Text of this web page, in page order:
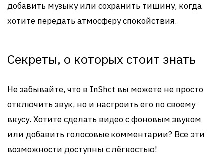
добавить музыку или сохранить тишину, когда
хотите передать атмосферу спокойствия.
Секреты, о которых стоит знать
Не забывайте, что в InShot вы можете не просто
отключить звук, но и настроить его по своему
вкусу. Хотите сделать видео с фоновым звуком
или добавить голосовые комментарии? Все эти
возможности доступны с лёгкостью!